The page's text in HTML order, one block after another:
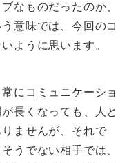
なものだったのか、
意味では、今回のコ
ように思います。
にコミュニケーショ
長くなっても、人と
ませんが、それで
うでない相手では、